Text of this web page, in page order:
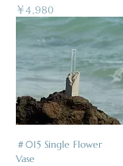
価格
￥4,980
＃015 Single Flower
Vase